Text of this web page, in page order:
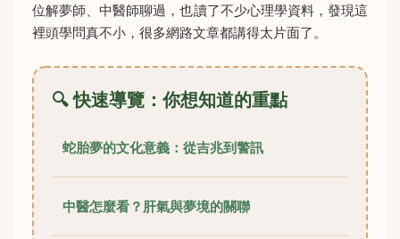
位解夢師、中醫師聊過，也讀了不少心理學資料，發現這
裡頭學問真不小，很多網路文章都講得太片面了。
🔍 快速導覽：你想知道的重點
蛇胎夢的文化意義：從吉兆到警訊
中醫怎麼看？肝氣與夢境的關聯